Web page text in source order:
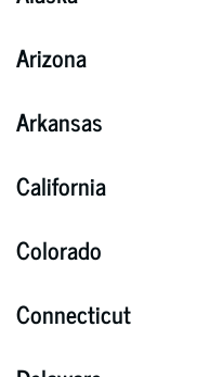
Arizona
Arkansas
California
Colorado
Connecticut